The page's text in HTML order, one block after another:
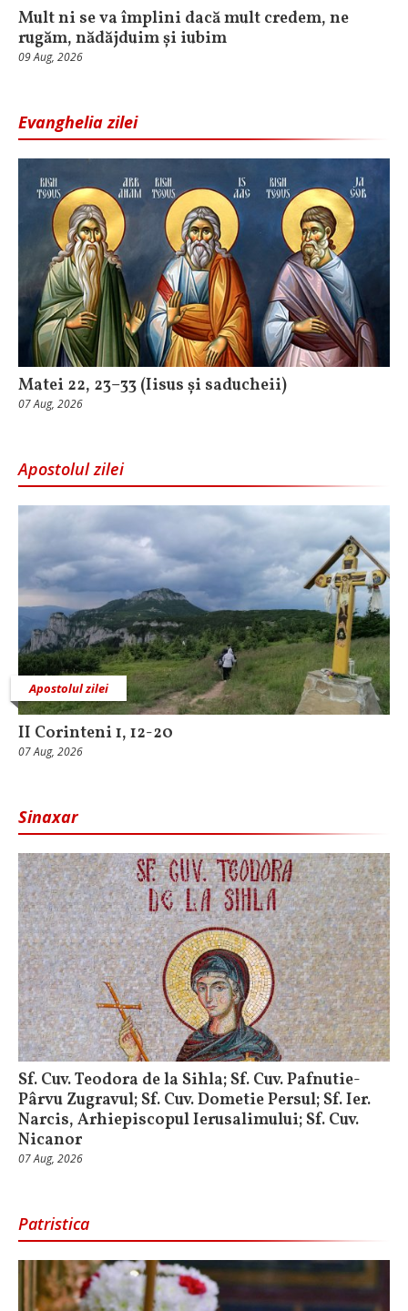
Mult ni se va împlini dacă mult credem, ne
rugăm, nădăjduim și iubim
09 Aug, 2026
Evanghelia zilei
Matei 22, 23–33 (Iisus și saducheii)
07 Aug, 2026
Apostolul zilei
Apostolul zilei
II Corinteni 1, 12-20
07 Aug, 2026
Sinaxar
Sf. Cuv. Teodora de la Sihla; Sf. Cuv. Pafnutie-
Pârvu Zugravul; Sf. Cuv. Dometie Persul; Sf. Ier.
Narcis, Arhiepiscopul Ierusalimului; Sf. Cuv.
Nicanor
07 Aug, 2026
Patristica